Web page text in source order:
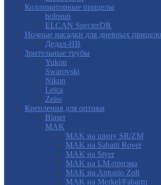
Коллиматорные прицелы
holosun
ELCAN SpecterDR
Ночные насадки для дневных
Дедал-НВ
Зрительные трубы
Yukon
Swarovski
Nikon
Leica
Zeiss
Крепления для оптики
Blaser
MAK
MAK на шину SR/ZM
MAK на Sabatti Rover
MAK на Styer
MAK на LM-призма
MAK на Antonio Zoli
MAK на Merkel/Fabarm